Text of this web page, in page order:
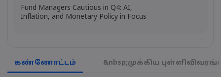
Fund Managers Cautious in Q4: AI,
Inflation, and Monetary Policy in Focus
US Government Shutdown Threatens
October Inflation Data Release
கண்ணோட்டம் &nbsp;முக்கிய